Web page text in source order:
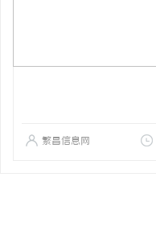
繁昌信息网